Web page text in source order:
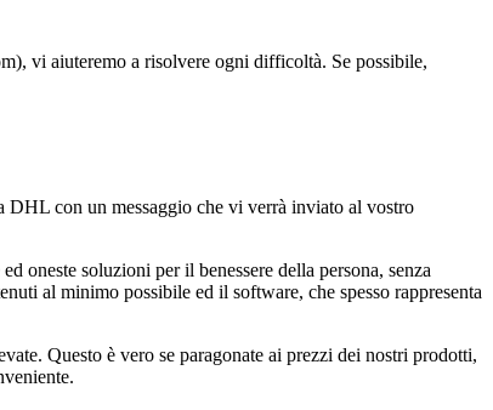
vi aiuteremo a risolvere ogni difficoltà. Se possibile,
DHL con un messaggio che vi verrà inviato al vostro
oneste soluzioni per il benessere della persona, senza
al minimo possibile ed il software, che spesso rappresenta
Questo è vero se paragonate ai prezzi dei nostri prodotti,